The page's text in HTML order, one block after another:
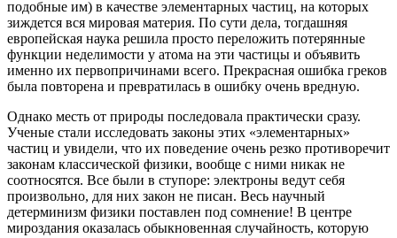
подобные им) в качестве элементарных частиц, на которых
зиждется вся мировая материя. По сути дела, тогдашняя
европейская наука решила просто переложить потерянные
функции неделимости у атома на эти частицы и объявить
именно их первопричинами всего. Прекрасная ошибка греков
была повторена и превратилась в ошибку очень вредную.
Однако месть от природы последовала практически сразу.
Ученые стали исследовать законы этих «элементарных»
частиц и увидели, что их поведение очень резко противоречит
законам классической физики, вообще с ними никак не
соотносятся. Все были в ступоре: электроны ведут себя
произвольно, для них закон не писан. Весь научный
детерминизм физики поставлен под сомнение! В центре
мироздания оказалась обыкновенная случайность, которую